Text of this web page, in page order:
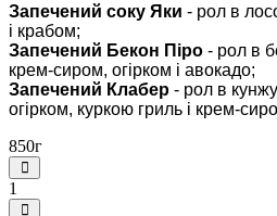
Запечений соку Яки - рол в
і крабом;
Запечений Бекон Піро - рол в
крем-сиром, огірком і авокадо;
Запечений Клабер - рол в
огірком, куркою гриль і крем-
850г
1